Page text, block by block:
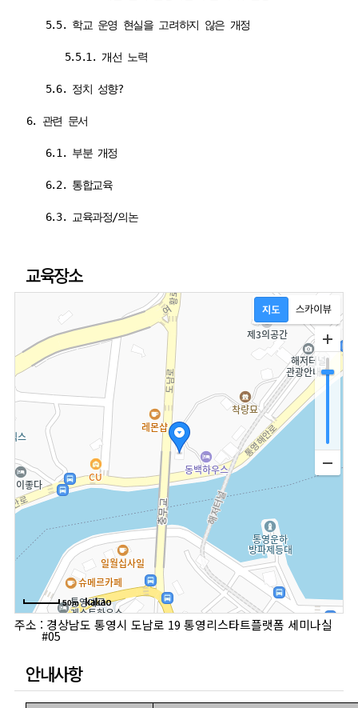
5.5. 학교 운영 현실을 고려하지 않은 개정
5.5.1. 개선 노력
5.6. 정치 성향?
6. 관련 문서
6.1. 부분 개정
6.2. 통합교육
6.3. 교육과정/의논
교육장소
50m
주소 : 경상남도 통영시 도남로 19 통영리스타트플랫폼 세미나실
#05
안내사항